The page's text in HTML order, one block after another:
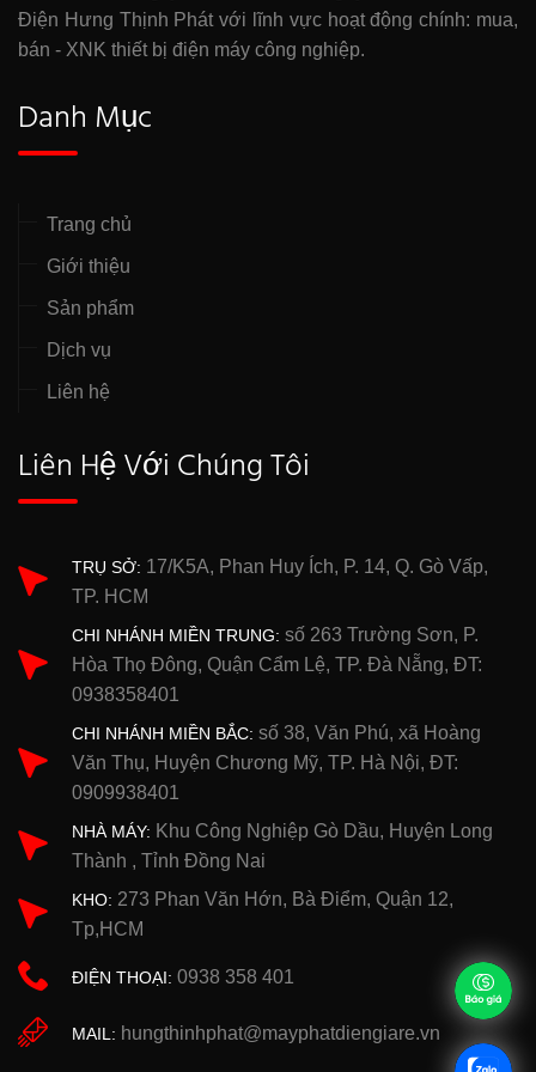
Điện Hưng Thịnh Phát với lĩnh vực hoạt động chính: mua,
bán - XNK thiết bị điện máy công nghiệp.
Danh Mục
Trang chủ
Giới thiệu
Sản phẩm
Dịch vụ
Liên hệ
Liên Hệ Với Chúng Tôi
TRỤ SỞ: 17/K5A, Phan Huy Ích, P. 14, Q. Gò Vấp,
TP. HCM
CHI NHÁNH MIỀN TRUNG: số 263 Trường Sơn, P.
Hòa Thọ Đông, Quận Cẩm Lệ, TP. Đà Nẵng, ĐT:
0938358401
CHI NHÁNH MIỀN BẮC: số 38, Văn Phú, xã Hoàng
Văn Thụ, Huyện Chương Mỹ, TP. Hà Nội, ĐT:
0909938401
NHÀ MÁY: Khu Công Nghiệp Gò Dầu, Huyện Long
Thành , Tỉnh Đồng Nai
KHO: 273 Phan Văn Hớn, Bà Điểm, Quận 12,
Tp,HCM
ĐIỆN THOẠI: 0938 358 401
MAIL: hungthinhphat@mayphatdiengiare.vn